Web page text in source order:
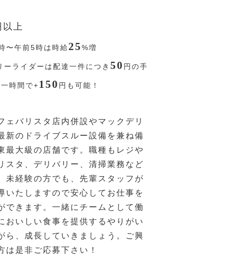
以上
〜午前5時は時給25%増
ーライダーは配達一件につき 50 円 の手
時間で+150 円 も可能！
ェバリスタ店内併設やマックデリ
新のドライブスルー設備を兼ね備
最大級の店舗です。職種もレジや
スタ、デリバリー、清掃業務など
未経験の方でも、先輩スタッフが
いたしますので安心してお仕事を
できます。一緒にチームとして働
おいしい食事を提供するやりがい
ら、成長していきましょう。ご興
は是非ご応募下さい！